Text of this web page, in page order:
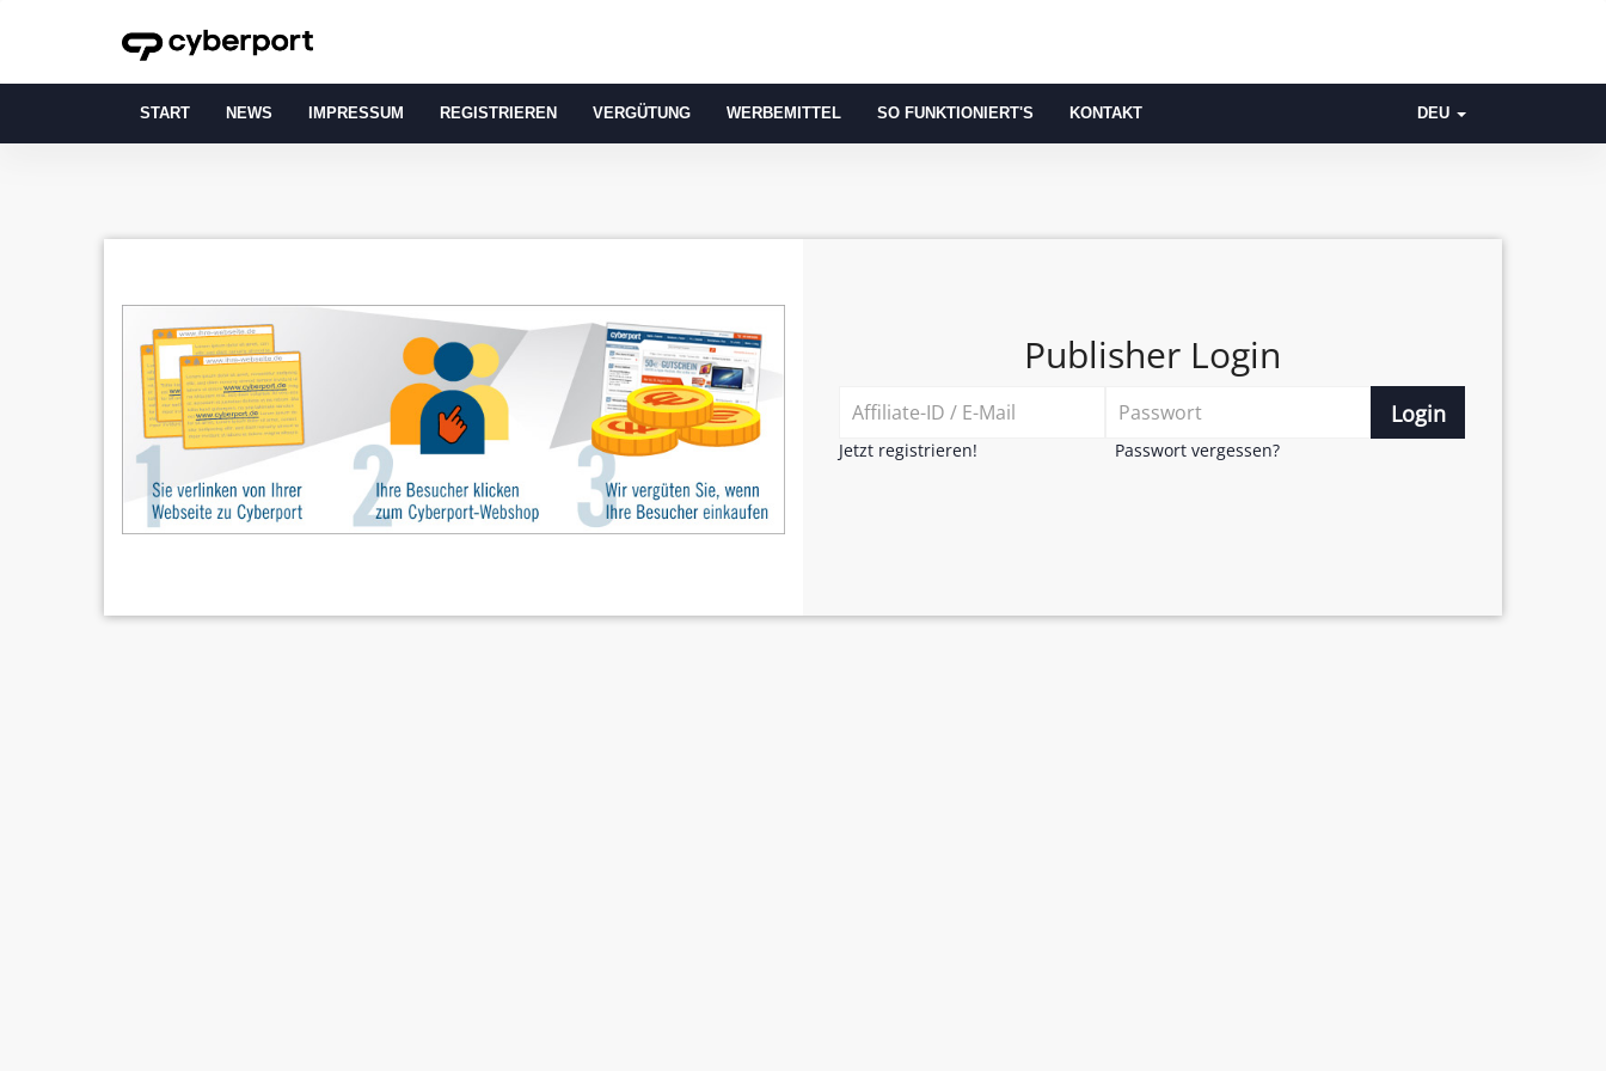
START NEWS IMPRESSUM REGISTRIEREN VERGÜTUNG WERBEMITTEL SO FUNKTIONIERT'S KONTAKT DEU
Publisher Login
Login
Jetzt registrieren! Passwort vergessen?